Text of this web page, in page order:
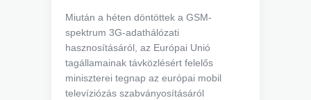
Miután a héten döntöttek a GSM-
spektrum 3G-adathálózati
hasznosításáról, az Európai Unió
tagállamainak távközlésért felelős
miniszterei tegnap az európai mobil
televíziózás szabványosításáról